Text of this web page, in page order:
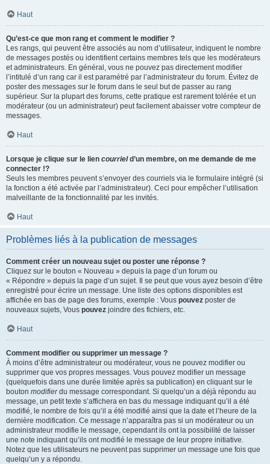
Haut
Qu’est-ce que mon rang et comment le modifier ?
Les rangs, qui peuvent être associés au nom d’utilisateur, indiquent le nombre
de messages postés ou identifient certains membres tels que les modérateurs
et administrateurs. En général, vous ne pouvez pas directement modifier
l’intitulé d’un rang car il est paramétré par l’administrateur du forum. Évitez de
poster des messages sur le forum dans le seul but de passer au rang
supérieur. Sur la plupart des forums, cette pratique est rarement tolérée et un
modérateur (ou un administrateur) peut facilement abaisser votre compteur de
messages.
Haut
Lorsque je clique sur le lien courrield’un membre, on me demande de me
connecter !?
Seuls les membres peuvent s’envoyer des courriels via le formulaire intégré (si
la fonction a été activée par l’administrateur). Ceci pour empêcher l’utilisation
malveillante de la fonctionnalité par les invités.
Haut
Problèmes liés à la publication de messages
Comment créer un nouveau sujet ou poster une réponse ?
Cliquez sur le bouton « Nouveau » depuis la page d’un forum ou
« Répondre » depuis la page d’un sujet. Il se peut que vous ayez besoin d’être
enregistré pour écrire un message. Une liste des options disponibles est
affichée en bas de page des forums, exemple : Vous pouvez poster de
nouveaux sujets, Vous pouvez joindre des fichiers, etc.
Haut
Comment modifier ou supprimer un message ?
À moins d’être administrateur ou modérateur, vous ne pouvez modifier ou
supprimer que vos propres messages. Vous pouvez modifier un message
(quelquefois dans une durée limitée après sa publication) en cliquant sur le
bouton modifierdu message correspondant. Si quelqu’un a déjà répondu au
message, un petit texte s’affichera en bas du message indiquant qu’il a été
modifié, le nombre de fois qu’il a été modifié ainsi que la date et l’heure de la
dernière modification. Ce message n’apparaîtra pas si un modérateur ou un
administrateur modifie le message, cependant ils ont la possibilité de laisser
une note indiquant qu’ils ont modifié le message de leur propre initiative.
Notez que les utilisateurs ne peuvent pas supprimer un message une fois que
quelqu’un y a répondu.